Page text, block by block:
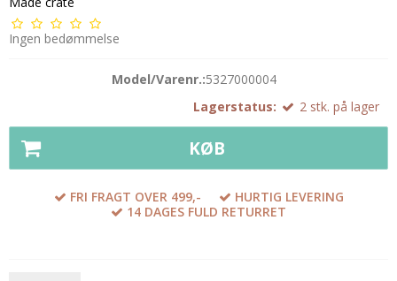
Ingen bedømmelse
Model/Varenr.:5327000004
Lagerstatus:
2 stk. på lager
KØB
FRI FRAGT OVER 499,-
HURTIG LEVERING
14 DAGES FULD RETURRET